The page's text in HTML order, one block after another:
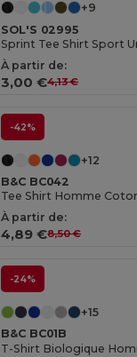
+9
SOL'S 02995
Sprint Tee Shirt Sport
À partir de:
3,00 €4,13 €
-42%
+12
B&C BC042
Tee Shirt Homme
À partir de:
4,89 €8,50 €
-24%
+15
B&C BC01B
T-Shirt Biologique